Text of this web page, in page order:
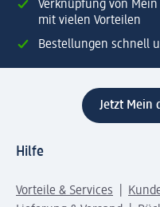
Verknüpfung von Mein
mit vielen Vorteilen
Bestellungen schnell
Jetzt Mein
Hilfe
Vorteile & Services